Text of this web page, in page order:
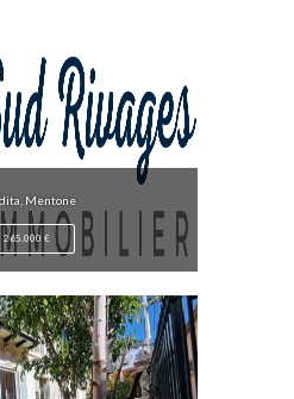
Mentone
265.000 €